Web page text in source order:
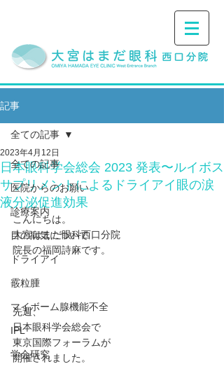
記事
全ての記事
医院からのお願い
診療案内
目の病気について
ドライアイ
霰粒腫
マイボーム腺機能不全
IPL
学会研究
全ての記事
日本眼科学会総会 2023 発表〜ルイボス
サプリメントによるドライアイ眼の涙
液分泌促進効果
2023年4月12日
こんにちは。
大宮はまだ眼科西口分院
院長の福岡詩麻です。
先週、
日本眼科学会総会で
東京国際フォーラムが
開催されました。